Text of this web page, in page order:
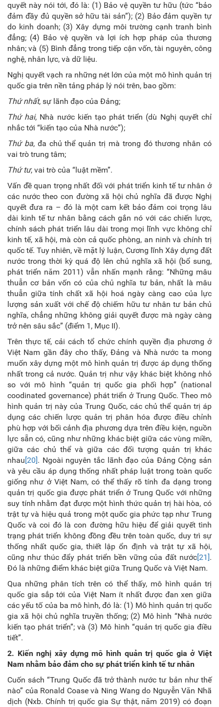
quyết này nói tới, đó là: (1) Bảo vệ quyền tư hữu (tức “bảo
đảm đầy đủ quyền sở hữu tài sản”); (2) Bảo đảm quyền tự
do kinh doanh; (3) Xây dựng môi trường cạnh tranh bình
đẳng; (4) Bảo vệ quyền và lợi ích hợp pháp của thương
nhân; và (5) Bình đẳng trong tiếp cận vốn, tài nguyên, công
nghệ, nhân lực, và dữ liệu.
Nghị quyết vạch ra những nét lớn của một mô hình quản trị
quốc gia trên nền tảng pháp lý nói trên, bao gồm:
Thứ nhất, sự lãnh đạo của Đảng;
Thứ hai, Nhà nước kiến tạo phát triển (dù Nghị quyết chỉ
nhắc tới “kiến tạo của Nhà nước”);
Thứ ba, đa chủ thể quản trị mà trong đó thương nhân có
vai trò trung tâm;
Thứ tư, vai trò của “luật mềm”.
Vấn đề quan trọng nhất đối với phát triển kinh tế tư nhân ở
các nước theo con đường xã hội chủ nghĩa đã được Nghị
quyết đưa ra – đó là một cam kết bảo đảm coi trọng lâu
dài kinh tế tư nhân bằng cách gắn nó với các chiến lược,
chính sách phát triển lâu dài trong mọi lĩnh vực không chỉ
kinh tế, xã hội, mà còn cả quốc phòng, an ninh và chính trị
quốc tế. Tuy nhiên, về mặt lý luận, Cương lĩnh Xây dựng đất
nước trong thời kỳ quá độ lên chủ nghĩa xã hội (bổ sung,
phát triển năm 2011) vẫn nhấn mạnh rằng: “Những mâu
thuẫn cơ bản vốn có của chủ nghĩa tư bản, nhất là mâu
thuẫn giữa tính chất xã hội hoá ngày càng cao của lực
lượng sản xuất với chế độ chiếm hữu tư nhân tư bản chủ
nghĩa, chẳng những không giải quyết được mà ngày càng
trở nên sâu sắc” (điểm 1, Mục II).
Trên thực tế, cải cách tổ chức chính quyền địa phương ở
Việt Nam gần đây cho thấy, Đảng và Nhà nước ta mong
muốn xây dựng một mô hình quản trị được áp dụng thống
nhất trong cả nước. Quản trị như vậy khác biệt không nhỏ
so với mô hình “quản trị quốc gia phối hợp” (national
coodinated governance) phát triển ở Trung Quốc. Theo mô
hình quản trị này của Trung Quốc, các chủ thể quản trị áp
dụng các chiến lược quản trị phân hóa được điều chỉnh
phù hợp với bối cảnh địa phương dựa trên điều kiện, nguồn
lực sẵn có, cũng như những khác biệt giữa các vùng miền,
giữa các chủ thể và giữa các đối tượng quản trị khác
nhau[20]. Ngoài nguyên tắc lãnh đạo của Đảng Cộng sản
và yêu cầu áp dụng thống nhất pháp luật trong toàn quốc
giống như ở Việt Nam, có thể thấy rõ tính đa dạng trong
quản trị quốc gia được phát triển ở Trung Quốc với những
suy tính nhằm đạt được một hình thức quản trị hài hòa, có
trật tự và hiệu quả trong một quốc gia phức tạp như Trung
Quốc và coi đó là con đường hữu hiệu để giải quyết tình
trạng phát triển không đồng đều trên toàn quốc, duy trì sự
thống nhất quốc gia, thiết lập ổn định và trật tự xã hội,
cũng như thúc đẩy phát triển bền vững của đất nước[21].
Đó là những điểm khác biệt giữa Trung Quốc và Việt Nam.
Qua những phân tích trên có thể thấy, mô hình quản trị
quốc gia sắp tới của Việt Nam ít nhất được đan xen giữa
các yếu tố của ba mô hình, đó là: (1) Mô hình quản trị quốc
gia xã hội chủ nghĩa truyền thống; (2) Mô hình “Nhà nước
kiến tạo phát triển”; và (3) Mô hình “quản trị quốc gia điều
tiết”.
2. Kiến nghị xây dựng mô hình quản trị quốc gia ở Việt
Nam nhằm bảo đảm cho sự phát triển kinh tế tư nhân
Cuốn sách “Trung Quốc đã trở thành nước tư bản như thế
nào” của Ronald Coase và Ning Wang do Nguyễn Văn Nhã
dịch (Nxb. Chính trị quốc gia Sự thật, năm 2019) có đoạn